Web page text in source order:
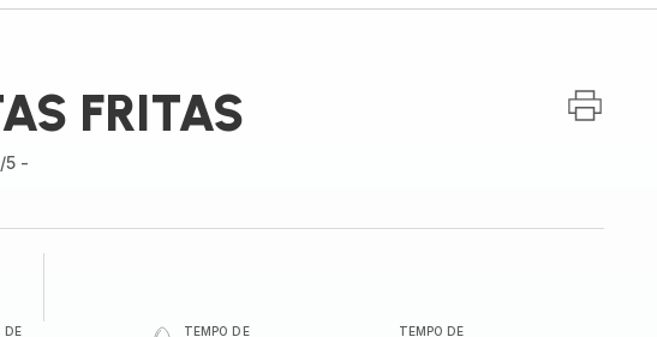
FRITAS
/5 -
DE
TEMPO DE
TEMPO DE